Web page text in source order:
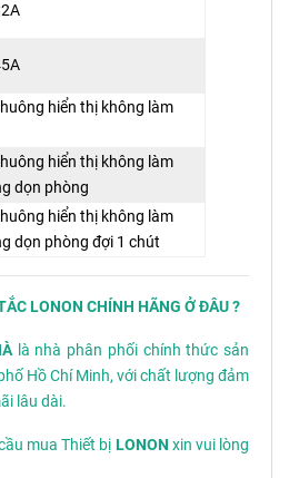
hiển thị không làm
hiển thị không làm
dọn phòng
hiển thị không làm
dọn phòng đợi 1 chút
LONON CHÍNH HÃNG Ở ĐÂU ?
là nhà phân phối chính thức sản
Hồ Chí Minh, với chất lượng đảm
lâu dài.
mua Thiết bị LONON xin vui lòng